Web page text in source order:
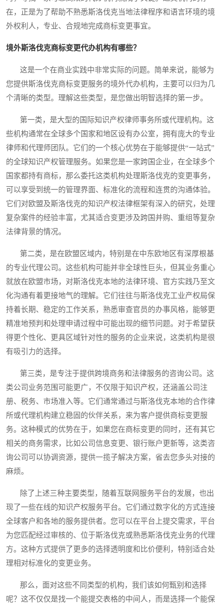
在，正是为了帮助不熟悉斯洛伐克当地法律程序和语言环境的境
外权利人，专业、合规地完成商标变更事宜。
境外斯洛伐克商标变更代办机构有哪些？
这是一个在商业实践中非常实际的问题。简单来说，能够为
您提供斯洛伐克商标变更服务的境外代办机构，主要可以归为几
个清晰的类型。理解这些类型，是您做出明智选择的第一步。
第一类，是大型的国际知识产权律师事务所或代理机构。这
些机构通常在全球多个国家和地区设有办公室，拥有庞大的专业
律师和代理师团队。它们的一个核心优势在于能够提供“一站式”
的全球知识产权管理服务。如果您是一家跨国企业，在全球多个
国家都持有商标，那么委托这类机构处理斯洛伐克的变更事务，
可以享受到统一的管理界面、标准化的流程和连贯的沟通体验。
它们对欧盟及斯洛伐克的知识产权法律框架有深入的研究，处理
复杂案件的经验丰富，尤其适合变更涉及跨国并购、重组等复杂
法律背景的情况。
第二类，是在欧盟区域内，特别是在中东欧地区有深厚根基
的专业代理公司。这些机构可能并非全球性巨头，但其业务重心
就放在欧盟市场，对斯洛伐克本地的法律环境、官方实践乃至文
化沟通有着更接地气的理解。它们往往与斯洛伐克工业产权局保
持着长期、稳定的工作关系，熟悉审查官员的办事风格，能够更
精准地预判和处理申请过程中可能出现的细节问题。对于希望获
得更个性化、更具区域针对性的服务的企业来说，这类机构是很
有吸引力的选择。
第三类，是专注于提供跨境商务和法律服务的咨询公司。这
类公司业务范围可能更广，不仅限于知识产权，还涵盖公司注
册、税务、市场准入等。它们通常通过与斯洛伐克本地的合作律
所或代理机构建立稳固的伙伴关系，来为客户提供商标变更服
务。这种模式的优势在于，如果您在商标变更的同时，还有其它
相关的商务需求，比如公司信息变更、银行账户更新等，这类咨
询公司可以协调资源，提供一揽子解决方案，省去您多头对接的
麻烦。
除了上述三种主要类型，随着互联网服务平台的发展，也出
现了一些在线的知识产权服务平台。它们通过数字化的方式连接
全球客户和各地的服务提供者。您可以在平台上提交需求，平台
为您匹配经过审核的、位于斯洛伐克或熟悉斯洛伐克业务的代理
方。这种方式提供了更多的选择透明度和比价便利，特别适合处
理相对标准化的变更业务。
那么，面对这些不同类型的机构，我们该如何甄别和选择
呢？这不仅仅是找一个能提交表格的中间人，而是选择一个能保